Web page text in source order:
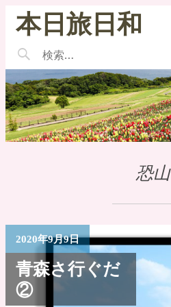
本日旅日和
恐山
2020年9月9日
青森さ行ぐだ
②